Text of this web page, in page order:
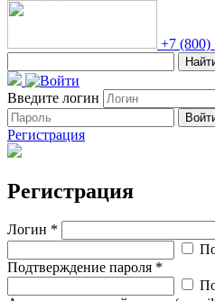
+7 (800)
Введите логин
Регистрация
Регистрация
Логин *
Подтверждение пароля *